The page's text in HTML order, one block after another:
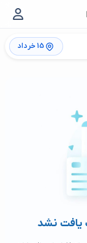
15 خرداد
یافت نشد